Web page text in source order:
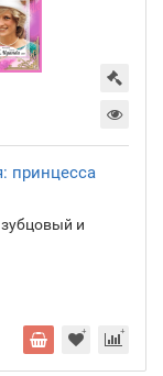
принцесса
и